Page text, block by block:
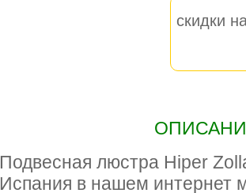
скидки
Подвесная люстра Hiper
Испания в нашем интернет